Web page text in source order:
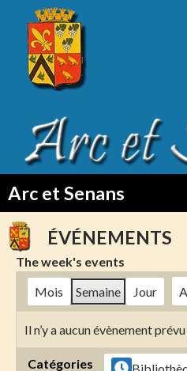
Arc et Senans
TO
CONTENTÉVÉNEMENTS
The week's events
Mois
Semaine Jour
Il n’y a aucun évènement
Catégories